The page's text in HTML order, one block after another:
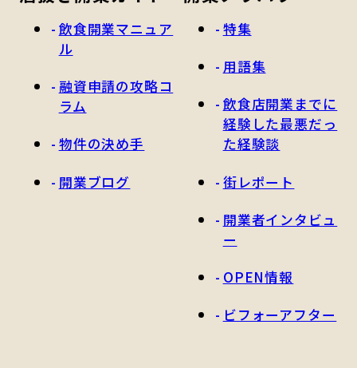
飲食開業マニュア
ル
融資申請の攻略コ
ラム
物件の決め手
開業ブログ
特集
用語集
飲食店開業までに
経験した最悪だっ
た経験談
街レポート
開業者インタビュ
ー
OPEN情報
ビフォーアフター